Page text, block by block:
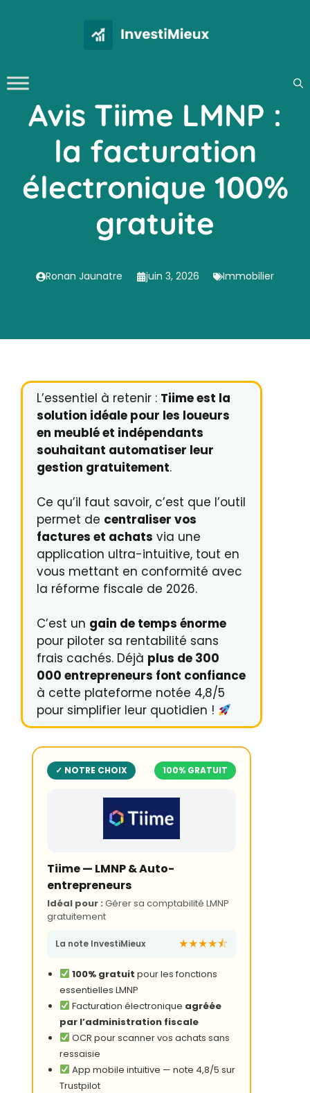
Avis Tiime LMNP :
la facturation
électronique 100%
gratuite
Ronan Jaunatre juin 3, 2026 Immobilier
L’essentiel à retenir : Tiime est la
solution idéale pour les loueurs
en meublé et indépendants
souhaitant automatiser leur
gestion gratuitement.
Ce qu’il faut savoir, c’est que l’outil
permet de centraliser vos
factures et achats via une
application ultra-intuitive, tout en
vous mettant en conformité avec
la réforme fiscale de 2026.
C’est un gain de temps énorme
pour piloter sa rentabilité sans
frais cachés. Déjà plus de 300
000 entrepreneurs font confiance
à cette plateforme notée 4,8/5
pour simplifier leur quotidien !
✓ NOTRE CHOIX 100% GRATUIT
Tiime — LMNP & Auto-
entrepreneurs
Idéal pour : Gérer sa comptabilité LMNP
gratuitement
La note InvestiMieux ★★★★⯪
100% gratuit pour les fonctions
essentielles LMNP
Facturation électronique agréée
par l’administration fiscale
OCR pour scanner vos achats sans
ressaisie
App mobile intuitive — note 4,8/5 sur
Trustpilot